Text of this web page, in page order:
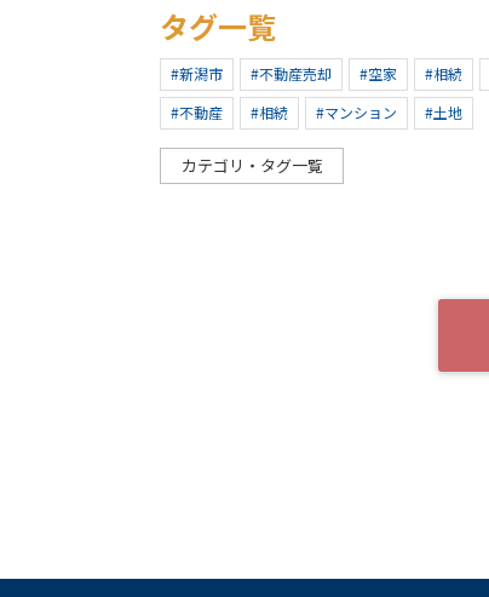
タグ一覧
#新潟市 #不動産売却 #空家 #相続
#不動産
#相続 #マンション #土地
カテゴリ・タグ一覧